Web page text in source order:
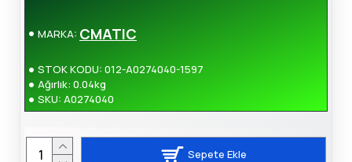
MARKA: CMATIC
STOK KODU: 012-A0274040-1597
Ağırlık: 0.04kg
SKU: A0274040
Sepete Ekle